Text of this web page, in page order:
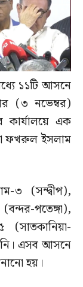
১১টি আসনে
(৩ নভেম্বর)
কার্যালয়ে এক
ফখরুল ইসলাম
৩ (সন্দ্বীপ),
পতেঙ্গা),
(সাতকানিয়া-
এসব আসনে
হয়।